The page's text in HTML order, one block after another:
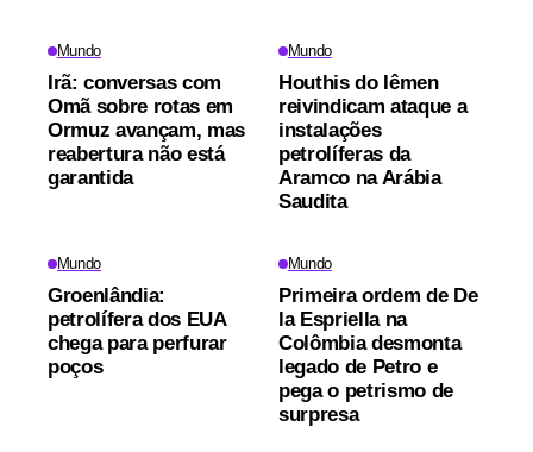
Mundo
Irã: conversas com
Omã sobre rotas em
Ormuz avançam, mas
reabertura não está
garantida
Mundo
Houthis do Iêmen
reivindicam ataque a
instalações
petrolíferas da
Aramco na Arábia
Saudita
Mundo
Groenlândia:
petrolífera dos EUA
chega para perfurar
poços
Mundo
Primeira ordem de De
la Espriella na
Colômbia desmonta
legado de Petro e
pega o petrismo de
surpresa